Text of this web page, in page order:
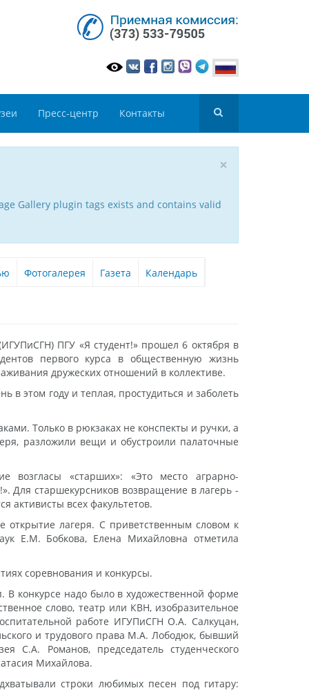
Пресс-центр Контакты
×
Gallery plugin tags exists and contains valid
Фотогалерея Газета Календарь
ПГУ «Я студент!» прошел 6 октября в
первого курса в общественную жизнь
дружеских отношений в коллективе.
в этом году и теплая, простудиться и заболеть
Только в рюкзаках не конспекты и ручки, а
разложили вещи и обустроили палаточные
возгласы «старших»: «Это место аграрно-
Для старшекурсников возвращение в лагерь -
активисты всех факультетов.
открытие лагеря. С приветственным словом к
Е.М. Бобкова, Елена Михайловна отметила
соревнования и конкурсы.
В конкурсе надо было в художественной форме
слово, театр или КВН, изобразительное
работе ИГУПиСГН О.А. Салкуцан,
и трудового права М.А. Лободюк, бывший
С.А. Романов, председатель студенческого
Михайлова.
строки любимых песен под гитару: